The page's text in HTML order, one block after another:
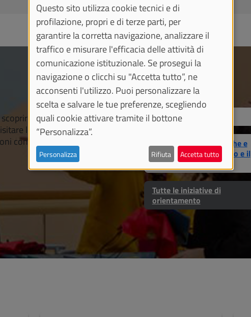
i nostri corsi di
le sedi. Queste e altre
consapevoli per il tuo
Porte aperte
Piano Lauree Scientifiche e
Piani per l'Orientamento e il
Tutorato
Tutte le iniziative di
orientamento
Questo sito utilizza cookie tecnici e di
profilazione, propri e di terze parti, per
garantire la corretta navigazione, analizzare il
traffico e misurare l'efficacia delle attività di
comunicazione istituzionale. Se prosegui la
navigazione o clicchi su "Accetta tutto”, ne
acconsenti l'utilizzo. Puoi personalizzare la
scelta e salvare le tue preferenze, scegliendo
quali cookie attivare tramite il bottone
“Personalizza”.
Personalizza Rifiuta Accetta tutto